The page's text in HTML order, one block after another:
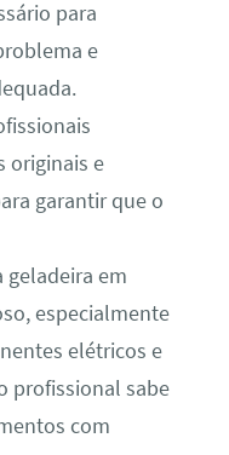
para
e
originais e
garantir que o
geladeira em
especialmente
elétricos e
profissional sabe
com